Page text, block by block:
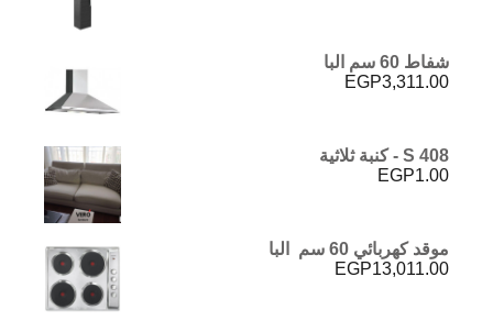
شفاط 60 سم البا
EGP3,311.00
S 408 - كنبة ثلاثية
EGP1.00
موقد كهربائي 60 سم البا
EGP13,011.00